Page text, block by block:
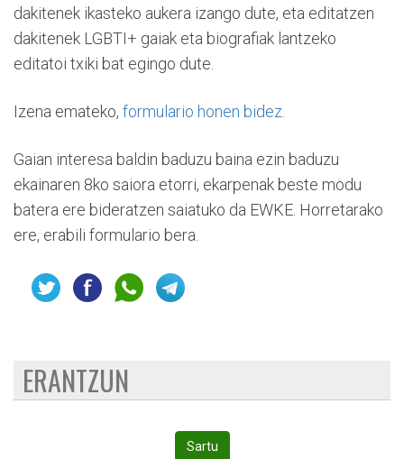
dakitenek ikasteko aukera izango dute, eta editatzen
dakitenek LGBTI+ gaiak eta biografiak lantzeko
editatoi txiki bat egingo dute.
Izena emateko, formulario honen bidez.
Gaian interesa baldin baduzu baina ezin baduzu
ekainaren 8ko saiora etorri, ekarpenak beste modu
batera ere bideratzen saiatuko da EWKE. Horretarako
ere, erabili formulario bera.
ERANTZUN
Sartu